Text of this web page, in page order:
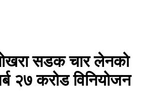
सडक चार लेनको
२७ करोड विनियोजन